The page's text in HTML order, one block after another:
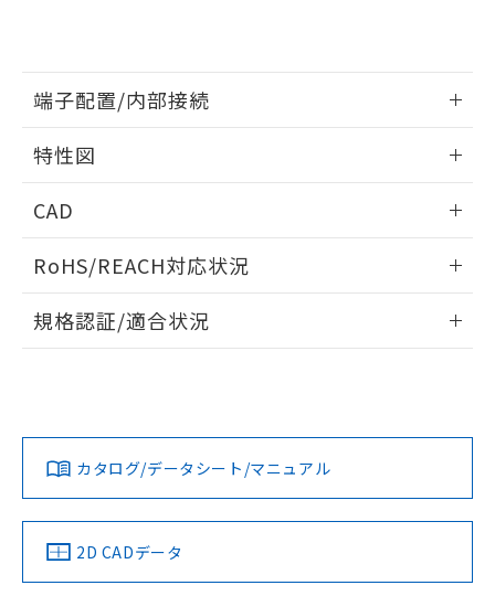
端子配置/内部接続
端子配置/内部接続
特性図
開閉容量
CAD
ドすることができます。
ログイン/会員登録
ダウンロードデータをご利用いただく前に、以下を必ずお読
みください。
ソフトウェアの使用条件
RoHS/REACH対応状況
EU RoHS 注意事項・凡例
対応済み
中国 RoHS 注意事項・凡例
規格認証/適合状況
LR型式承認
（イギリス
船舶規格）
DNV型式承認
（ノルウェー
BV型式承認
（フランス
KR型式
（韓国
Yes No No No
カタログ/データシート/マニュアル
2D CADデータ
既に当社にて対応品への在庫切替を完了
していることから、特段のことがない限
り、2022年1月12日より割愛しておりま
す。